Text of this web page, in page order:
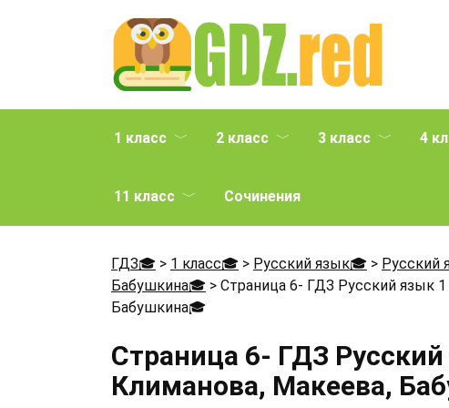
1 класс 2 класс 3 класс 4
11 класс Сочинения
ГДЗ🎓 > 1 класс🎓 > Русский язык🎓 > Русский
Бабушкина🎓 > Страница 6- ГДЗ Русский язык
Бабушкина🎓
Страница 6- ГДЗ
Климанова, Макеева,